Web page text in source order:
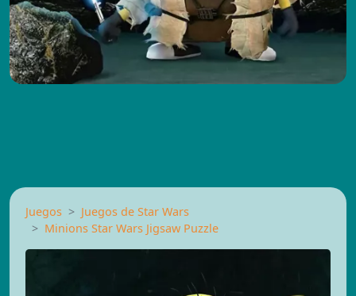
Juegos
Juegos de Star Wars
Minions Star Wars Jigsaw Puzzle